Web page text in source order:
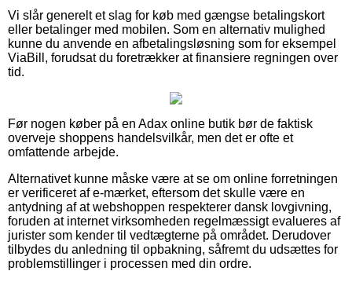
Vi slår generelt et slag for køb med gængse betalingskort
eller betalinger med mobilen. Som en alternativ mulighed
kunne du anvende en afbetalingsløsning som for eksempel
ViaBill, forudsat du foretrækker at finansiere regningen over
tid.
Før nogen køber på en Adax online butik bør de faktisk
overveje shoppens handelsvilkår, men det er ofte et
omfattende arbejde.
Alternativet kunne måske være at se om online forretningen
er verificeret af e-mærket, eftersom det skulle være en
antydning af at webshoppen respekterer dansk lovgivning,
foruden at internet virksomheden regelmæssigt evalueres af
jurister som kender til vedtægterne på området. Derudover
tilbydes du anledning til opbakning, såfremt du udsættes for
problemstillinger i processen med din ordre.